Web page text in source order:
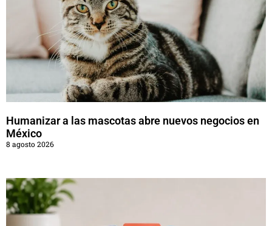
Humanizar a las mascotas abre nuevos negocios en
México
8 agosto 2026